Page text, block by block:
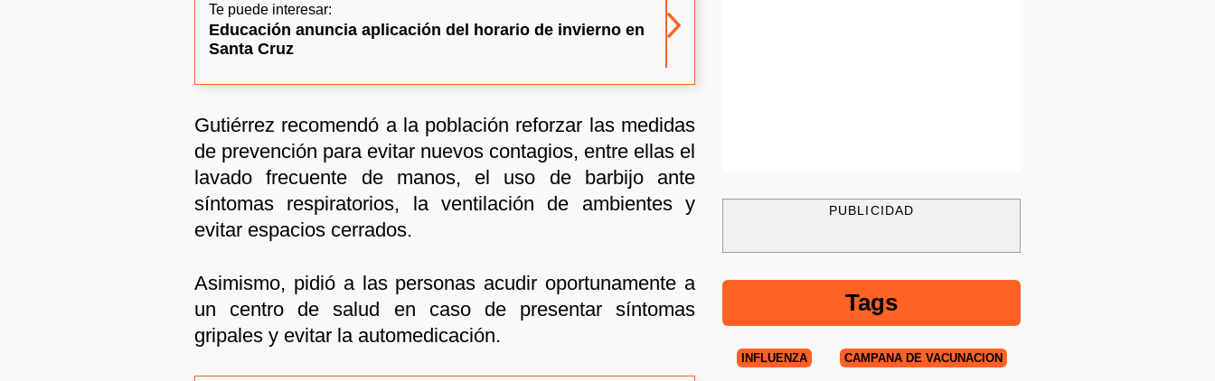
Te puede interesar:
Educación anuncia aplicación del horario de invierno en
Santa Cruz
Gutiérrez recomendó a la población reforzar las medidas
de prevención para evitar nuevos contagios, entre ellas el
lavado frecuente de manos, el uso de barbijo ante
síntomas respiratorios, la ventilación de ambientes y
evitar espacios cerrados.
Asimismo, pidió a las personas acudir oportunamente a
un centro de salud en caso de presentar síntomas
gripales y evitar la automedicación.
PUBLICIDAD
Tags
INFLUENZA CAMPAÑA DE VACUNACIÓN